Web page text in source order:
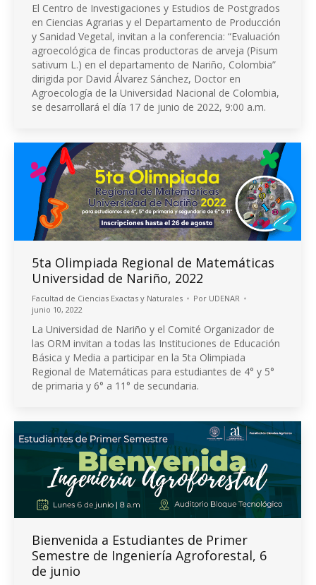
El Centro de Investigaciones y Estudios de Postgrados
en Ciencias Agrarias y el Departamento de Producción
y Sanidad Vegetal, invitan a la conferencia: “Evaluación
agroecológica de fincas productoras de arveja (Pisum
sativum L.) en el departamento de Nariño, Colombia”
dirigida por David Álvarez Sánchez, Doctor en
Agroecología de la Universidad Nacional de Colombia,
se desarrollará el día 17 de junio de 2022, 9:00 a.m.
5ta Olimpiada Regional de Matemáticas
Universidad de Nariño, 2022
Facultad de Ciencias Exactas y Naturales Por UDENAR
junio 10, 2022
La Universidad de Nariño y el Comité Organizador de
las ORM invitan a todas las Instituciones de Educación
Básica y Media a participar en la 5ta Olimpiada
Regional de Matemáticas para estudiantes de 4° y 5°
de primaria y 6° a 11° de secundaria.
Bienvenida a Estudiantes de Primer
Semestre de Ingeniería Agroforestal, 6
de junio